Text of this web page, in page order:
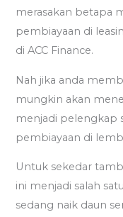
merasakan betapa
pembiayaan di
di ACC Finance.
Nah jika anda
mungkin akan
menjadi pelengkap
pembiayaan di
Untuk sekedar
ini menjadi salah
sedang naik daun